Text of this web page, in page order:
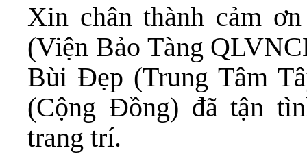
Xin chân thành cảm
(Viện Bảo Tàng
Bùi Đẹp (Trung Tâm
(Cộng Đồng) đã tận
trang trí.